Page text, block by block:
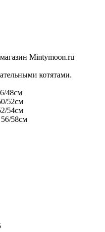
котятами.
48см
52см
54см
58см